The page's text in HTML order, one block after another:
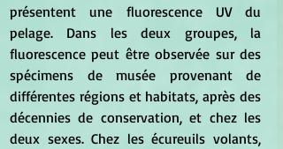
présentent une fluorescence UV du
pelage. Dans les deux groupes, la
fluorescence peut être observée sur des
spécimens de musée provenant de
différentes régions et habitats, après des
décennies de conservation, et chez les
deux sexes. Chez les écureuils volants,